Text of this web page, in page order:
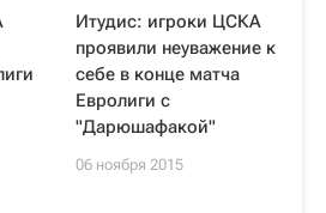
Итудис: игроки ЦСКА
проявили неуважение к
себе в конце матча
Евролиги с
"Дарюшафакой"
06 ноября 2015